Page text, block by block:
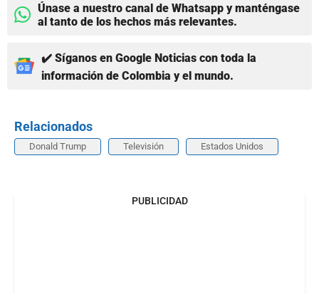
Únase a nuestro canal de Whatsapp y manténgase
al tanto de los hechos más relevantes.
✔️ Síganos en Google Noticias con toda la
información de Colombia y el mundo.
Relacionados
Donald Trump Televisión Estados Unidos
PUBLICIDAD